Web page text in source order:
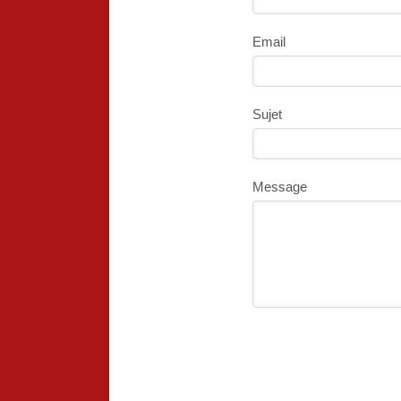
Email
Sujet
Message